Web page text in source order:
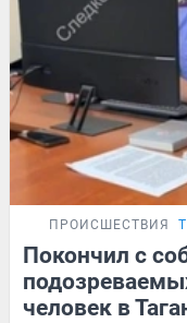
ПРОИСШЕСТВИЯ
Покончил с
человек в